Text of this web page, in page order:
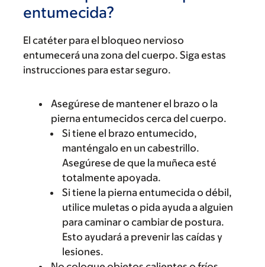
entumecida?
El catéter para el bloqueo nervioso
entumecerá una zona del cuerpo. Siga estas
instrucciones para estar seguro.
Asegúrese de mantener el brazo o la
pierna entumecidos cerca del cuerpo.
Si tiene el brazo entumecido,
manténgalo en un cabestrillo.
Asegúrese de que la muñeca esté
totalmente apoyada.
Si tiene la pierna entumecida o débil,
utilice muletas o pida ayuda a alguien
para caminar o cambiar de postura.
Esto ayudará a prevenir las caídas y
lesiones.